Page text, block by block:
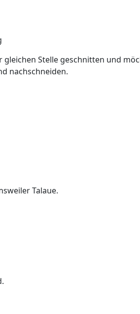
gleichen Stelle geschnitten und
nachschneiden.
Talaue.